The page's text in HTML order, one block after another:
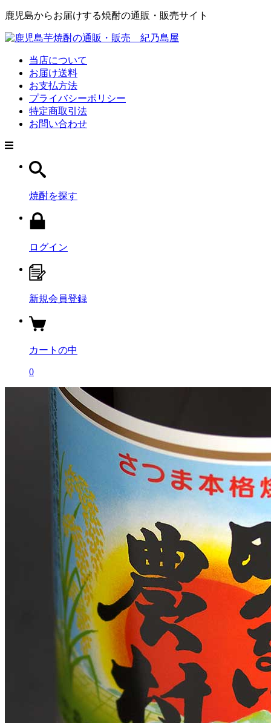
鹿児島からお届けする焼酎の通販・販売サイト
当店について
お届け送料
お支払方法
プライバシーポリシー
特定商取引法
お問い合わせ
焼酎を探す
ログイン
新規会員登録
カートの中
0